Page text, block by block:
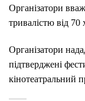
Організатори
тривалістю від 70
Організатори
підтверджені
кінотеатральний